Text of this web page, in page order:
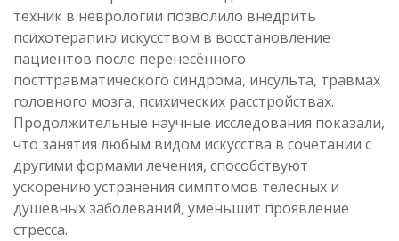
техник в неврологии позволило внедрить
психотерапию искусством в восстановление
пациентов после перенесённого
посттравматического синдрома, инсульта, травмах
головного мозга, психических расстройствах.
Продолжительные научные исследования показали,
что занятия любым видом искусства в сочетании с
другими формами лечения, способствуют
ускорению устранения симптомов телесных и
душевных заболеваний, уменьшит проявление
стресса.